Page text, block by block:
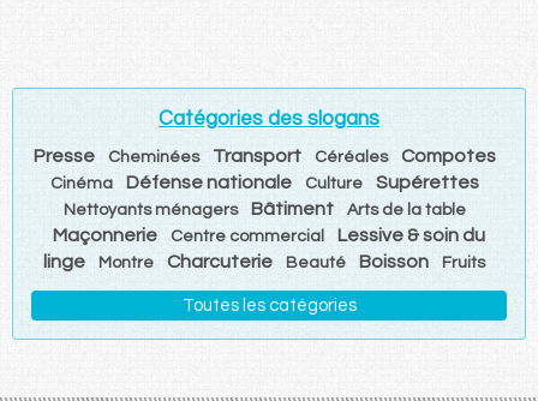
Catégories des slogans
Presse Cheminées Transport Céréales Compotes
Cinéma Défense nationale Culture Supérettes
Nettoyants ménagers Bâtiment Arts de la table
Maçonnerie Centre commercial
Lessive & soin du
linge
Montre Charcuterie Beauté Boisson Fruits
Toutes les catégories